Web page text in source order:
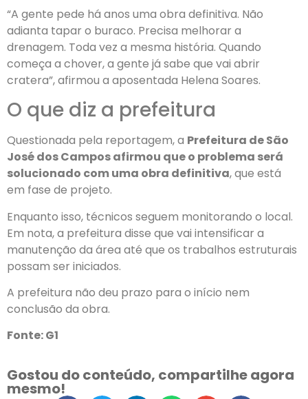
“A gente pede há anos uma obra definitiva. Não
adianta tapar o buraco. Precisa melhorar a
drenagem. Toda vez a mesma história. Quando
começa a chover, a gente já sabe que vai abrir
cratera”, afirmou a aposentada Helena Soares.
O que diz a prefeitura
Questionada pela reportagem, a Prefeitura de São
José dos Campos afirmou que o problema será
solucionado com uma obra definitiva, que está
em fase de projeto.
Enquanto isso, técnicos seguem monitorando o local.
Em nota, a prefeitura disse que vai intensificar a
manutenção da área até que os trabalhos estruturais
possam ser iniciados.
A prefeitura não deu prazo para o início nem
conclusão da obra.
Fonte: G1
Gostou do conteúdo, compartilhe agora
mesmo!